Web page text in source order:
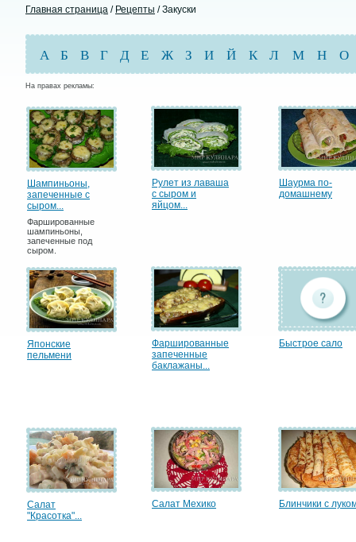
Главная страница / Рецепты / Закуски
А Б В Г Д Е Ж З И Й К Л М Н О
На правах рекламы:
Шампиньоны,
запеченные с
сыром...
Фаршированные
шампиньоны,
запеченные под
сыром.
Рулет из лаваша
с сыром и
яйцом...
Шаурма по-
домашнему
Японские
пельмени
Фаршированные
запеченные
баклажаны...
Быстрое сало
Салат
"Красотка"...
Салат Мехико Блинчики с